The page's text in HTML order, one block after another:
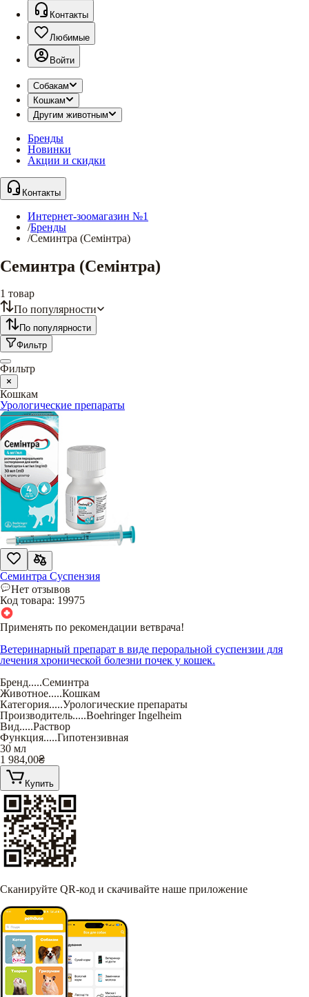
Контакты
Любимые
Войти
Собакам
Кошкам
Другим животным
Бренды
Новинки
Акции и скидки
Контакты
Интернет-зоомагазин №1
/Бренды
/Семинтра (Семінтра)
Семинтра (Семінтра)
1 товар
По популярности
По популярности
Фильтр
Фильтр
Кошкам
Урологические препараты
Семинтра Суспензия
Нет отзывов
Код товара: 19975
Применять по рекомендации ветврача!
Ветеринарный препарат в виде пероральной суспензии для
лечения хронической болезни почек у кошек.
Бренд.....Семинтра
Животное.....Кошкам
Категория.....Урологические препараты
Производитель.....Boehringer Ingelheim
Вид.....Раствор
Функция.....Гипотензивная
30 мл
1 984,00₴
Купить
Сканируйте QR-код и скачивайте наше приложение